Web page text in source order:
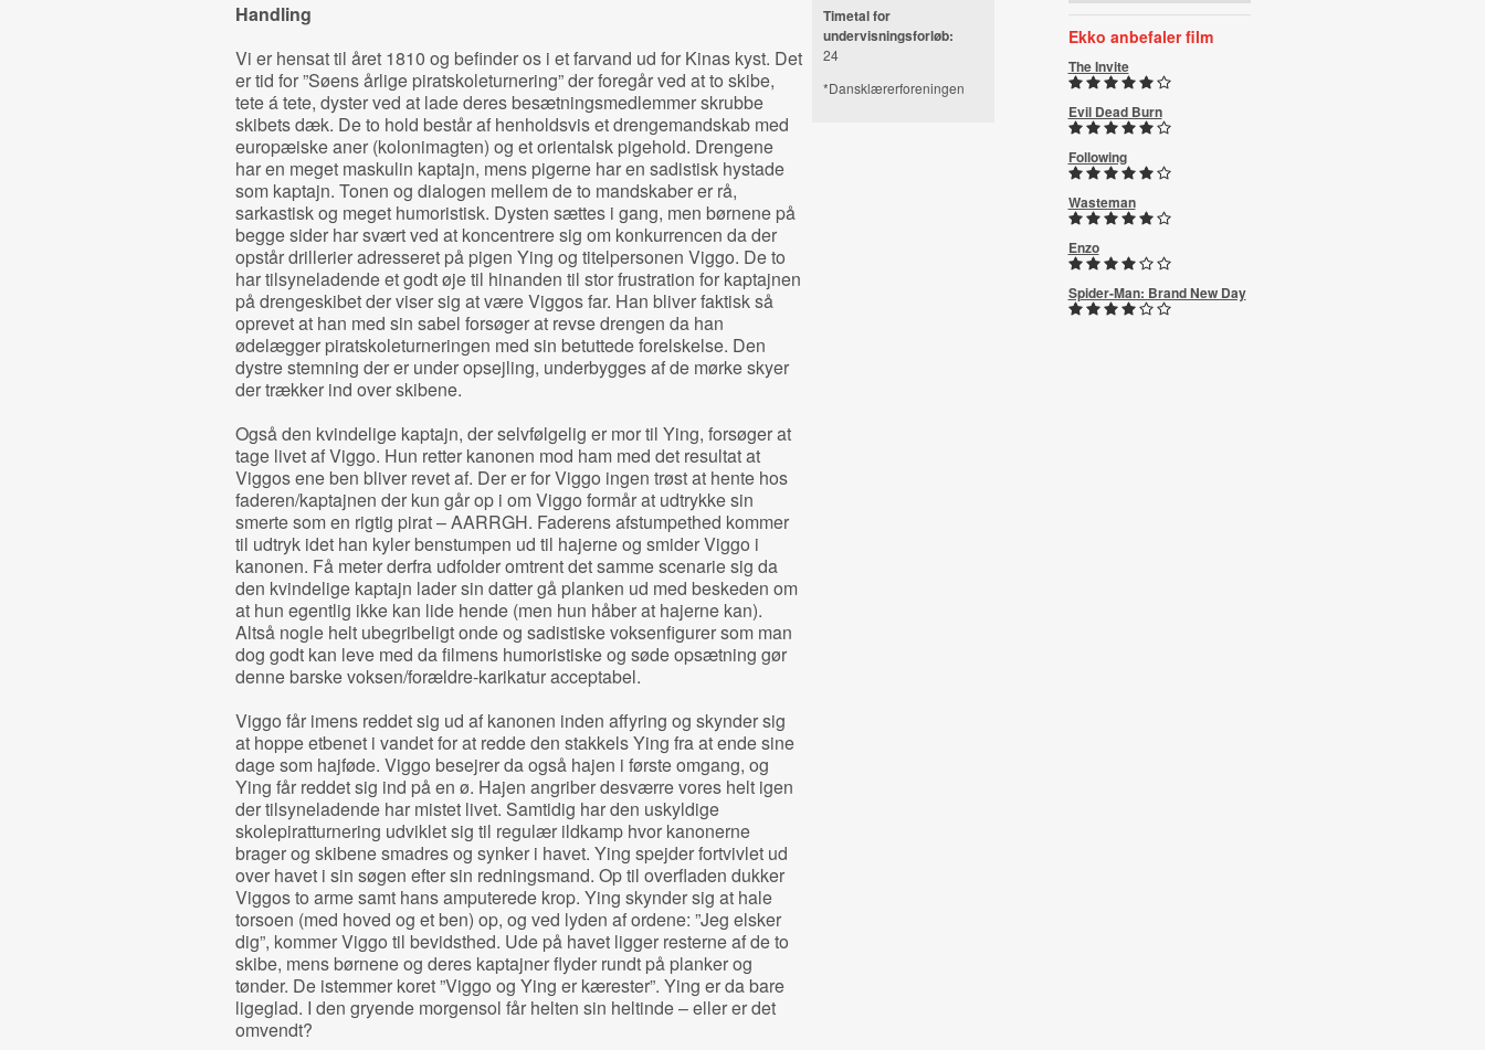
Handling
Vi er hensat til året 1810 og befinder os i et farvand ud for Kinas kyst. Det
er tid for ”Søens årlige piratskoleturnering” der foregår ved at to skibe,
tete á tete, dyster ved at lade deres besætningsmedlemmer skrubbe
skibets dæk. De to hold består af henholdsvis et drengemandskab med
europæiske aner (kolonimagten) og et orientalsk pigehold. Drengene
har en meget maskulin kaptajn, mens pigerne har en sadistisk hystade
som kaptajn. Tonen og dialogen mellem de to mandskaber er rå,
sarkastisk og meget humoristisk. Dysten sættes i gang, men børnene på
begge sider har svært ved at koncentrere sig om konkurrencen da der
opstår drillerier adresseret på pigen Ying og titelpersonen Viggo. De to
har tilsyneladende et godt øje til hinanden til stor frustration for kaptajnen
på drengeskibet der viser sig at være Viggos far. Han bliver faktisk så
oprevet at han med sin sabel forsøger at revse drengen da han
ødelægger piratskoleturneringen med sin betuttede forelskelse. Den
dystre stemning der er under opsejling, underbygges af de mørke skyer
der trækker ind over skibene.
Også den kvindelige kaptajn, der selvfølgelig er mor til Ying, forsøger at
tage livet af Viggo. Hun retter kanonen mod ham med det resultat at
Viggos ene ben bliver revet af. Der er for Viggo ingen trøst at hente hos
faderen/kaptajnen der kun går op i om Viggo formår at udtrykke sin
smerte som en rigtig pirat – AARRGH. Faderens afstumpethed kommer
til udtryk idet han kyler benstumpen ud til hajerne og smider Viggo i
kanonen. Få meter derfra udfolder omtrent det samme scenarie sig da
den kvindelige kaptajn lader sin datter gå planken ud med beskeden om
at hun egentlig ikke kan lide hende (men hun håber at hajerne kan).
Altså nogle helt ubegribeligt onde og sadistiske voksenfigurer som man
dog godt kan leve med da filmens humoristiske og søde opsætning gør
denne barske voksen/forældre‐karikatur acceptabel.
Viggo får imens reddet sig ud af kanonen inden affyring og skynder sig
at hoppe etbenet i vandet for at redde den stakkels Ying fra at ende sine
dage som hajføde. Viggo besejrer da også hajen i første omgang, og
Ying får reddet sig ind på en ø. Hajen angriber desværre vores helt igen
der tilsyneladende har mistet livet. Samtidig har den uskyldige
skolepiratturnering udviklet sig til regulær ildkamp hvor kanonerne
brager og skibene smadres og synker i havet. Ying spejder fortvivlet ud
over havet i sin søgen efter sin redningsmand. Op til overfladen dukker
Viggos to arme samt hans amputerede krop. Ying skynder sig at hale
torsoen (med hoved og et ben) op, og ved lyden af ordene: ”Jeg elsker
dig”, kommer Viggo til bevidsthed. Ude på havet ligger resterne af de to
skibe, mens børnene og deres kaptajner flyder rundt på planker og
tønder. De istemmer koret ”Viggo og Ying er kærester”. Ying er da bare
ligeglad. I den gryende morgensol får helten sin heltinde – eller er det
omvendt?
Timetal for
undervisningsforløb:
24
*Dansklærerforeningen
Ekko anbefaler film
The Invite
Evil Dead Burn
Following
Wasteman
Enzo
Spider-Man: Brand New Day